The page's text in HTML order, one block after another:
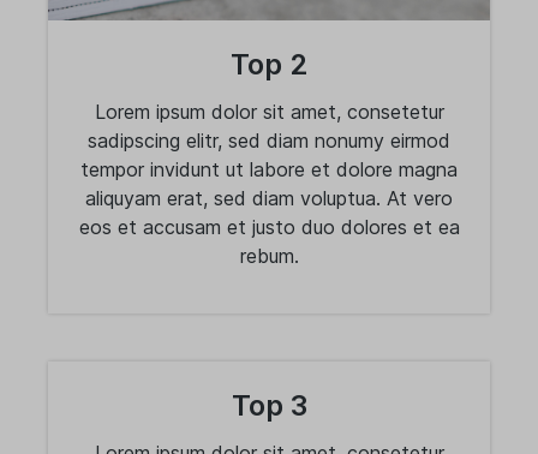
Top 2
Lorem ipsum dolor sit amet, consetetur
sadipscing elitr, sed diam nonumy eirmod
tempor invidunt ut labore et dolore magna
aliquyam erat, sed diam voluptua. At vero
eos et accusam et justo duo dolores et ea
rebum.
Top 3